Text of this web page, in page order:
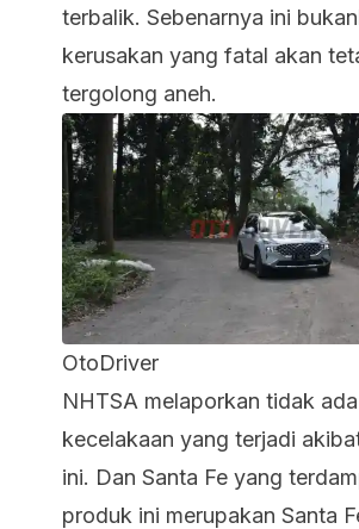
terbalik. Sebenarnya ini
kerusakan yang fatal akan
tergolong aneh.
OtoDriver
NHTSA melaporkan tidak ada
kecelakaan yang terjadi
ini. Dan Santa Fe yang
produk ini merupakan Santa